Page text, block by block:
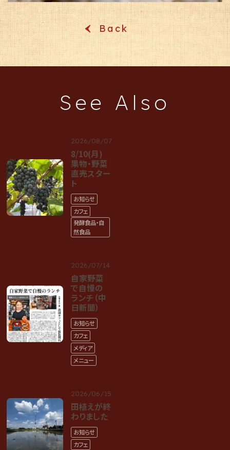
‹Back
See Also
2026/08/07
8/10(月)
果物・野菜
直売スター
ト
お知らせ
カフェ
発酵食品・自
然食品
2026/07/14
自家野菜
で自慢の
ランチ（中
日新聞）
お知らせ
カフェ
メディア
メニュー
2026/06/15
田植えが終
わりました
お知らせ
カフェ